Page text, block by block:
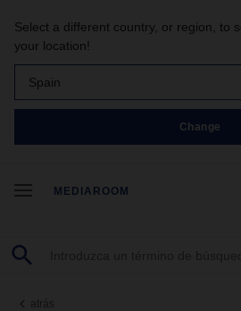
Select a different country, or region, to
your location!
Spain
Change
MEDIAROOM
atrás